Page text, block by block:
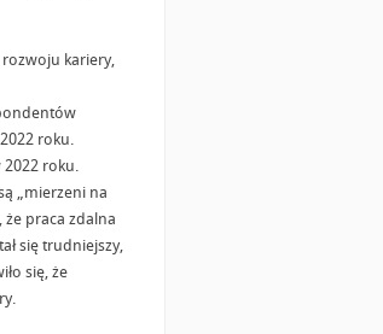
rozwoju kariery,
roku.
2022 roku.
„mierzeni na
że praca zdalna
się trudniejszy,
się, że